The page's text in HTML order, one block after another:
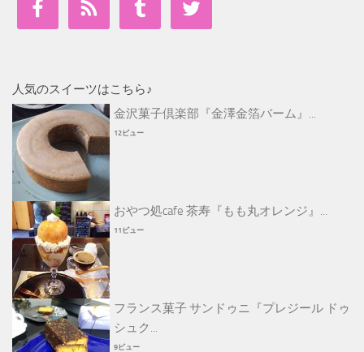
人気のスイーツはこちら♪
金沢菓子倶楽部『金澤金箔バーム』...
12ビュー
おやつ処cafe 茶寿『もも丸オレンジ』...
11ビュー
フランス菓子 サンドゥニ『プレジール ドゥ
シュク...
9ビュー